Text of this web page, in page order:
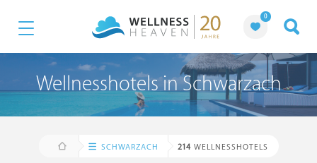
0
Wellnesshotels in Schwarzach
SCHWARZACH 214WELLNESSHOTELS